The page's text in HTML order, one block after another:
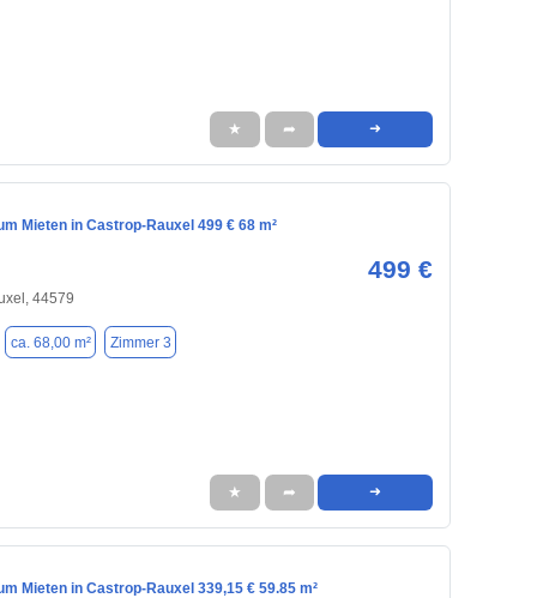
★ ➦ ➜
Mieten in Castrop-Rauxel 499 € 68 m²
499 €
44579
ca. 68,00 m² Zimmer 3
★ ➦ ➜
Mieten in Castrop-Rauxel 339,15 € 59.85 m²